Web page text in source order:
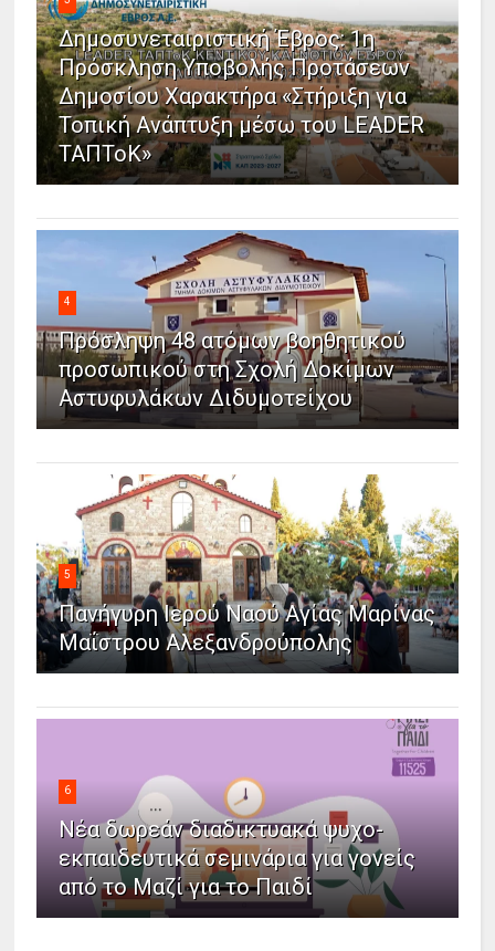
Δημοσυνεταιριστική Έβρος: 1η
Πρόσκληση Υποβολής Προτάσεων
Δημοσίου Χαρακτήρα «Στήριξη για
Τοπική Ανάπτυξη μέσω του LEADER
ΤΑΠΤοΚ»
4
Πρόσληψη 48 ατόμων βοηθητικού
προσωπικού στη Σχολή Δοκίμων
Αστυφυλάκων Διδυμοτείχου
5
Πανήγυρη Ιερού Ναού Αγίας Μαρίνας
Μαΐστρου Αλεξανδρούπολης
6
Νέα δωρεάν διαδικτυακά ψυχο-
εκπαιδευτικά σεμινάρια για γονείς
από το Μαζί για το Παιδί